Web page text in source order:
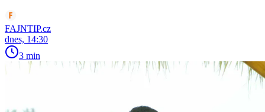
FAJNTIP.cz
dnes, 14:30
3 min